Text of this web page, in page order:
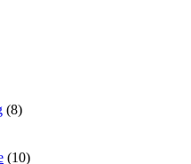
(8)
(10)